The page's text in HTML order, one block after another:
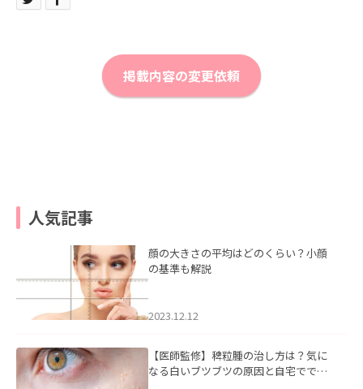
掲載内容の変更依頼
人気記事
顔の大きさの平均はどのくらい？小顔
の基準も解説
2023.12.12
【医師監修】稗粒腫の治し方は？気に
なる白いブツブツの原因と自宅ででき